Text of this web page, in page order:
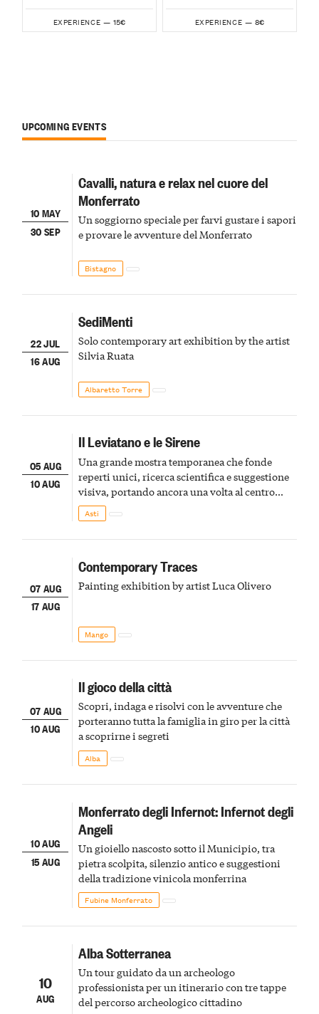
EXPERIENCE — 15€ EXPERIENCE — 8€
UPCOMING EVENTS
10 MAY
30 SEP
Cavalli, natura e relax nel cuore del
Monferrato
Un soggiorno speciale per farvi gustare i sapori
e provare le avventure del Monferrato
Bistagno
22 JUL
16 AUG
SediMenti
Solo contemporary art exhibition by the artist
Silvia Ruata
Albaretto Torre
05 AUG
10 AUG
Il Leviatano e le Sirene
Una grande mostra temporanea che fonde
reperti unici, ricerca scientifica e suggestione
visiva, portando ancora una volta al centro
della scena le meraviglie del passato astigiano
Asti
07 AUG
17 AUG
Contemporary Traces
Painting exhibition by artist Luca Olivero
Mango
07 AUG
10 AUG
Il gioco della città
Scopri, indaga e risolvi con le avventure che
porteranno tutta la famiglia in giro per la città
a scoprirne i segreti
Alba
10 AUG
15 AUG
Monferrato degli Infernot: Infernot degli
Angeli
Un gioiello nascosto sotto il Municipio, tra
pietra scolpita, silenzio antico e suggestioni
della tradizione vinicola monferrina
Fubine Monferrato
10
AUG
Alba Sotterranea
Un tour guidato da un archeologo
professionista per un itinerario con tre tappe
del percorso archeologico cittadino